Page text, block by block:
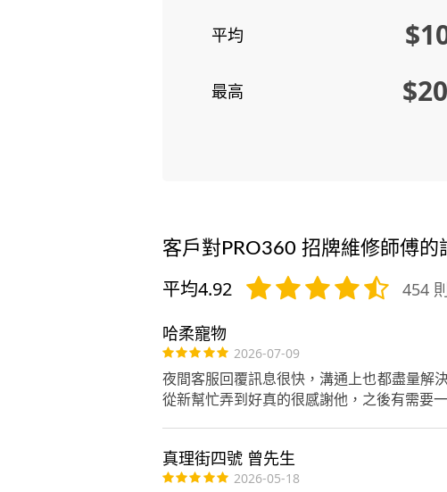
平均
最高
客戶對PRO360 招牌維修師傅的
平均4.92 454
哈柔寵物
2026-07-09
夜間客服回覆訊息很快，溝通上也都盡量解
從新幫忙弄到好真的很感謝他，之後有需要
真理街四號 曾先生
2026-05-18